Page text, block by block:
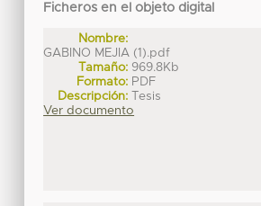
Ficheros en el objeto digital
Nombre:
GABINO MEJIA (1).pdf
Tamaño: 969.8Kb
Formato: PDF
Descripción: Tesis
Ver documento